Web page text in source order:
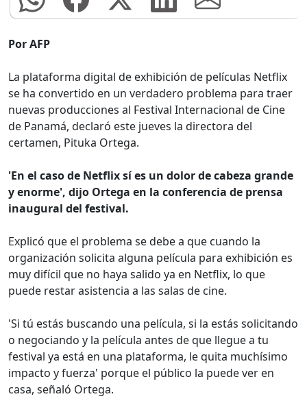
Por AFP
La plataforma digital de exhibición de películas Netflix
se ha convertido en un verdadero problema para traer
nuevas producciones al Festival Internacional de Cine
de Panamá, declaró este jueves la directora del
certamen, Pituka Ortega.
'En el caso de Netflix sí es un dolor de cabeza grande
y enorme', dijo Ortega en la conferencia de prensa
inaugural del festival.
Explicó que el problema se debe a que cuando la
organización solicita alguna película para exhibición es
muy difícil que no haya salido ya en Netflix, lo que
puede restar asistencia a las salas de cine.
'Si tú estás buscando una película, si la estás solicitando
o negociando y la película antes de que llegue a tu
festival ya está en una plataforma, le quita muchísimo
impacto y fuerza' porque el público la puede ver en
casa, señaló Ortega.